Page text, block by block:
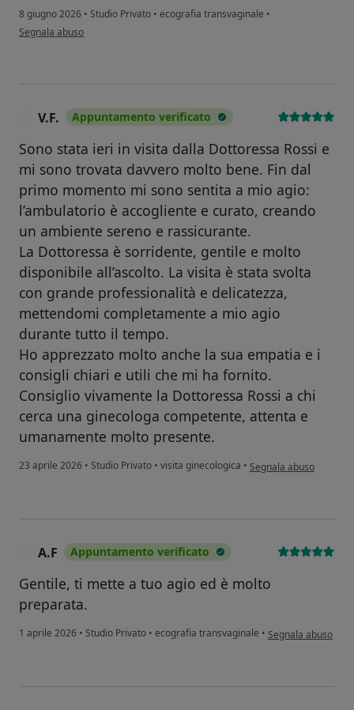
8 giugno 2026 • Studio Privato • ecografia transvaginale •
secondo l'opinione dell'utente M .XH.
Segnala abuso
V.F. Appuntamento verificato
Sono stata ieri in visita dalla Dottoressa Rossi e
mi sono trovata davvero molto bene. Fin dal
primo momento mi sono sentita a mio agio:
l’ambulatorio è accogliente e curato, creando
un ambiente sereno e rassicurante.
La Dottoressa è sorridente, gentile e molto
disponibile all’ascolto. La visita è stata svolta
con grande professionalità e delicatezza,
mettendomi completamente a mio agio
durante tutto il tempo.
Ho apprezzato molto anche la sua empatia e i
consigli chiari e utili che mi ha fornito.
Consiglio vivamente la Dottoressa Rossi a chi
cerca una ginecologa competente, attenta e
umanamente molto presente.
23 aprile 2026 • Studio Privato • visita ginecologica • secondo l'opinione
Segnala abuso
A.F Appuntamento verificato
Gentile, ti mette a tuo agio ed è molto
preparata.
1 aprile 2026 • Studio Privato • ecografia transvaginale • secondo l'opinione
Segnala abuso